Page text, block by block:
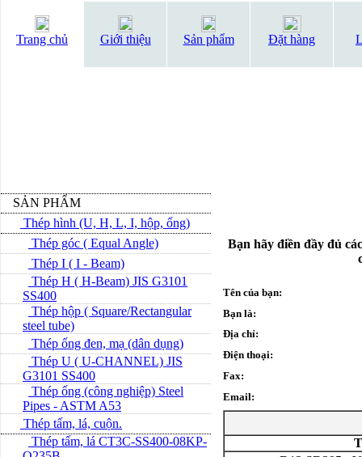
Trang chủ Giới thiệu Sản phẩm Đặt hàng
SẢN PHẨM
Thép hình (U, H, L, I, hộp, ống)
Thép góc ( Equal Angle)
Thép I ( I - Beam)
Thép H ( H-Beam) JIS G3101
SS400
Thép hộp ( Square/Rectangular
steel tube)
Thép ống đen, mạ (dân dụng)
Thép U ( U-CHANNEL) JIS
G3101 SS400
Thép ống (công nghiệp) Steel
Pipes - ASTM A53
Thép tấm, lá, cuộn.
Thép tấm, lá CT3C-SS400-08KP-
Bạn hãy điền đầy đủ
Tên của bạn:
Bạn là:
Địa chỉ:
Điện thoại:
Fax:
Email: